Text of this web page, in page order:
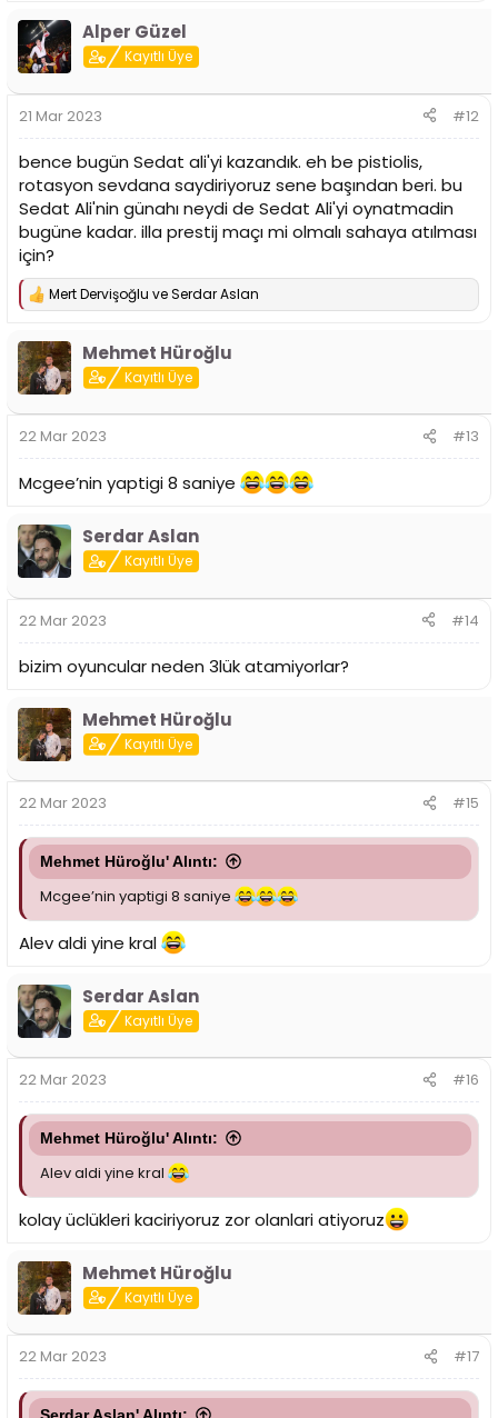
Alper Güzel
Kayıtlı Üye
21 Mar 2023 #12
bence bugün Sedat ali'yi kazandık. eh be pistiolis,
rotasyon sevdana saydiriyoruz sene başından beri. bu
Sedat Ali'nin günahı neydi de Sedat Ali'yi oynatmadin
bugüne kadar. illa prestij maçı mi olmalı sahaya atılması
için?
T
k
i
l
:
Mert Dervişoğlu veSerdar Aslan
Mehmet Hüroğlu
Kayıtlı Üye
22 Mar 2023 #13
Mcgee’nin yaptigi 8 saniye
Serdar Aslan
Kayıtlı Üye
22 Mar 2023 #14
bizim oyuncular neden 3lük atamiyorlar?
Mehmet Hüroğlu
Kayıtlı Üye
22 Mar 2023 #15
Mehmet Hüroğlu' Alıntı:
Mcgee’nin yaptigi 8 saniye
Alev aldi yine kral
Serdar Aslan
Kayıtlı Üye
22 Mar 2023 #16
Mehmet Hüroğlu' Alıntı:
Alev aldi yine kral
kolay üclükleri kaciriyoruz zor olanlari atiyoruz
Mehmet Hüroğlu
Kayıtlı Üye
22 Mar 2023 #17